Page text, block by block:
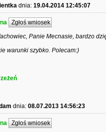
dnia: 19.04.2014 12:45:07
Zgłoś wniosek
Panie Mecnasie, bardzo
warunki szybko. Polecam:)
dnia: 08.07.2013 14:56:23
Zgłoś wniosek